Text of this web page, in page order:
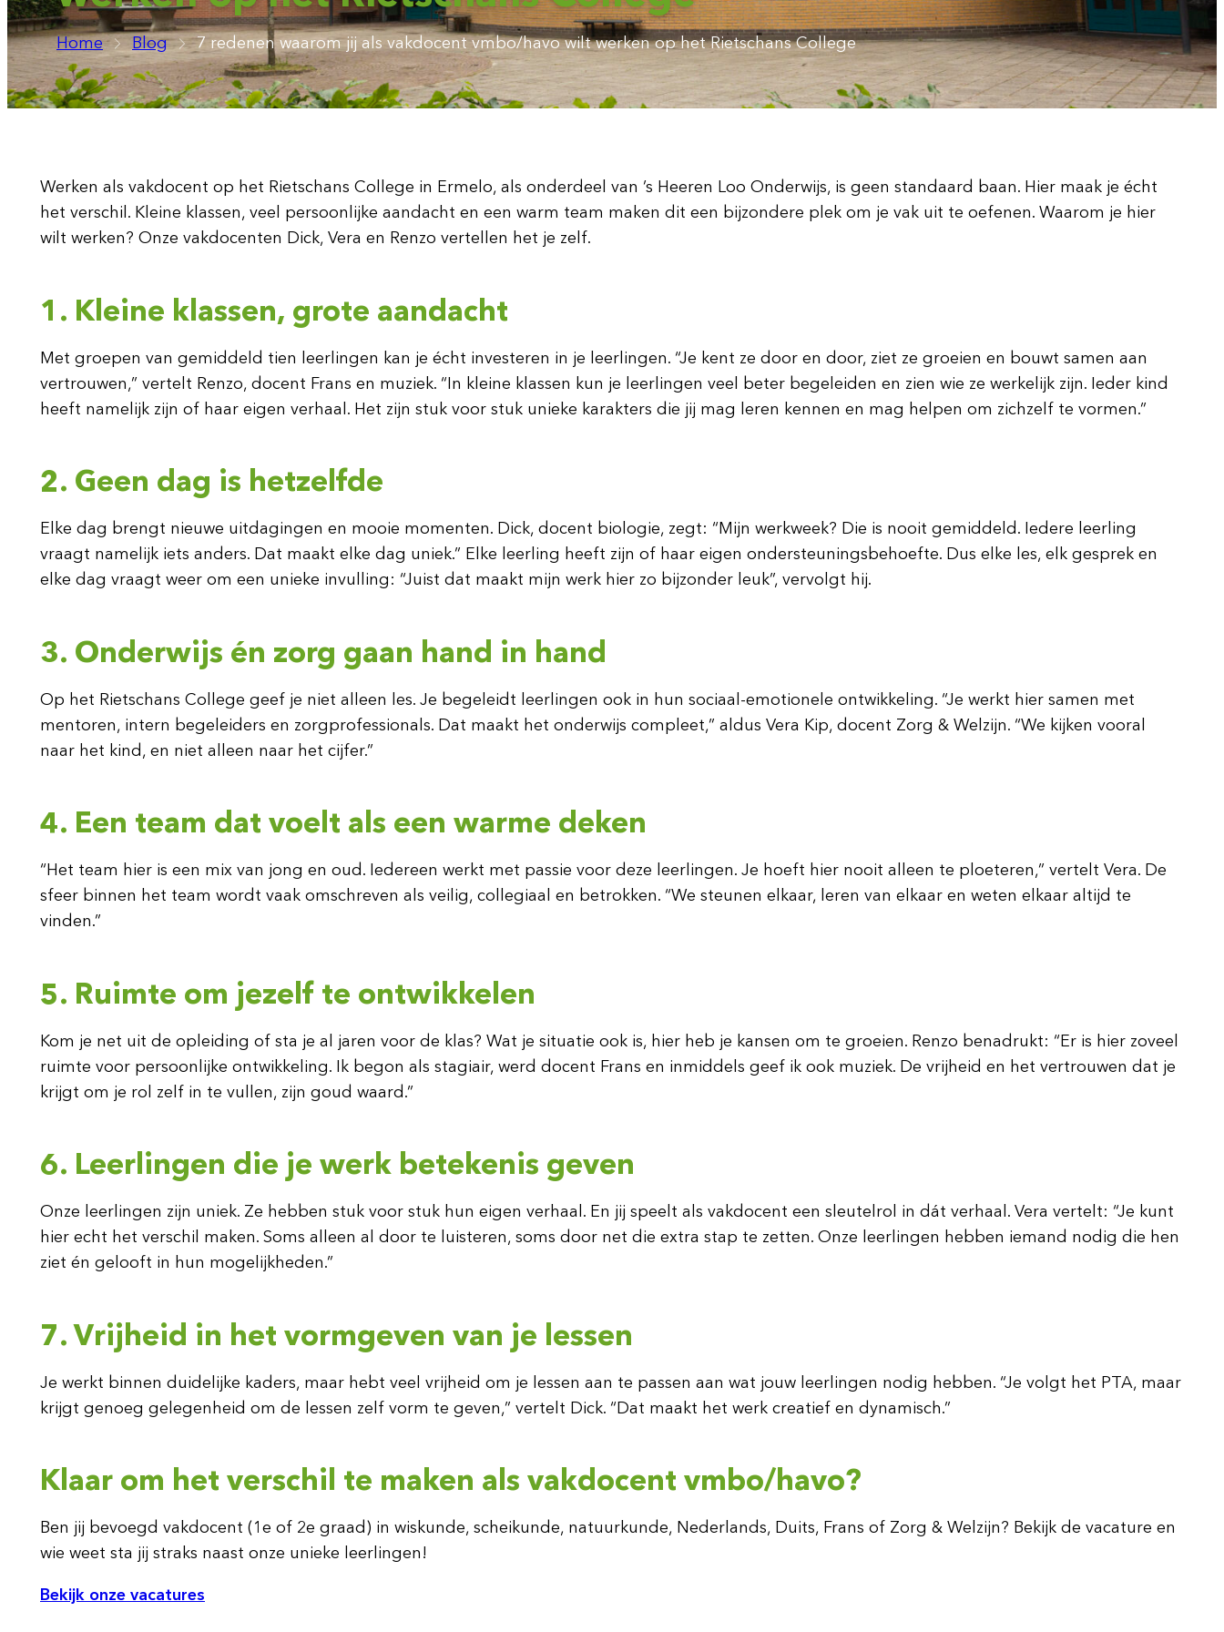
Home Blog 7 redenen waarom jij als vakdocent vmbo/havo wilt werken op het Rietschans College
Werken als vakdocent op het Rietschans College in Ermelo, als onderdeel van ’s Heeren Loo Onderwijs, is geen standaard baan. Hier maak je écht
het verschil. Kleine klassen, veel persoonlijke aandacht en een warm team maken dit een bijzondere plek om je vak uit te oefenen. Waarom je hier
wilt werken? Onze vakdocenten Dick, Vera en Renzo vertellen het je zelf.
1. Kleine klassen, grote aandacht
Met groepen van gemiddeld tien leerlingen kan je écht investeren in je leerlingen. “Je kent ze door en door, ziet ze groeien en bouwt samen aan
vertrouwen,” vertelt Renzo, docent Frans en muziek. “In kleine klassen kun je leerlingen veel beter begeleiden en zien wie ze werkelijk zijn. Ieder kind
heeft namelijk zijn of haar eigen verhaal. Het zijn stuk voor stuk unieke karakters die jij mag leren kennen en mag helpen om zichzelf te vormen.”
2. Geen dag is hetzelfde
Elke dag brengt nieuwe uitdagingen en mooie momenten. Dick, docent biologie, zegt: “Mijn werkweek? Die is nooit gemiddeld. Iedere leerling
vraagt namelijk iets anders. Dat maakt elke dag uniek.” Elke leerling heeft zijn of haar eigen ondersteuningsbehoefte. Dus elke les, elk gesprek en
elke dag vraagt weer om een unieke invulling: “Juist dat maakt mijn werk hier zo bijzonder leuk”, vervolgt hij.
3. Onderwijs én zorg gaan hand in hand
Op het Rietschans College geef je niet alleen les. Je begeleidt leerlingen ook in hun sociaal-emotionele ontwikkeling. “Je werkt hier samen met
mentoren, intern begeleiders en zorgprofessionals. Dat maakt het onderwijs compleet,” aldus Vera Kip, docent Zorg & Welzijn. “We kijken vooral
naar het kind, en niet alleen naar het cijfer.”
4. Een team dat voelt als een warme deken
“Het team hier is een mix van jong en oud. Iedereen werkt met passie voor deze leerlingen. Je hoeft hier nooit alleen te ploeteren,” vertelt Vera. De
sfeer binnen het team wordt vaak omschreven als veilig, collegiaal en betrokken. “We steunen elkaar, leren van elkaar en weten elkaar altijd te
vinden.”
5. Ruimte om jezelf te ontwikkelen
Kom je net uit de opleiding of sta je al jaren voor de klas? Wat je situatie ook is, hier heb je kansen om te groeien. Renzo benadrukt: “Er is hier zoveel
ruimte voor persoonlijke ontwikkeling. Ik begon als stagiair, werd docent Frans en inmiddels geef ik ook muziek. De vrijheid en het vertrouwen dat je
krijgt om je rol zelf in te vullen, zijn goud waard.”
6. Leerlingen die je werk betekenis geven
Onze leerlingen zijn uniek. Ze hebben stuk voor stuk hun eigen verhaal. En jij speelt als vakdocent een sleutelrol in dát verhaal. Vera vertelt: “Je kunt
hier echt het verschil maken. Soms alleen al door te luisteren, soms door net die extra stap te zetten. Onze leerlingen hebben iemand nodig die hen
ziet én gelooft in hun mogelijkheden.”
7. Vrijheid in het vormgeven van je lessen
Je werkt binnen duidelijke kaders, maar hebt veel vrijheid om je lessen aan te passen aan wat jouw leerlingen nodig hebben. “Je volgt het PTA, maar
krijgt genoeg gelegenheid om de lessen zelf vorm te geven,” vertelt Dick. “Dat maakt het werk creatief en dynamisch.”
Klaar om het verschil te maken als vakdocent vmbo/havo?
Ben jij bevoegd vakdocent (1e of 2e graad) in wiskunde, scheikunde, natuurkunde, Nederlands, Duits, Frans of Zorg & Welzijn? Bekijk de vacature en
wie weet sta jij straks naast onze unieke leerlingen!
Bekijk onze vacatures